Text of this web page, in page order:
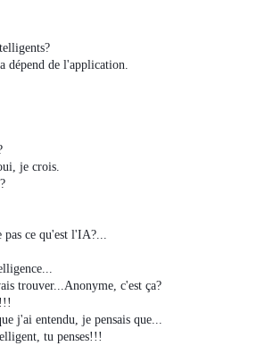
dépend de l'application.
je crois.
pas ce qu'est l'IA?...
trouver...Anonyme, c'est ça?
j'ai entendu, je pensais que...
tu penses!!!